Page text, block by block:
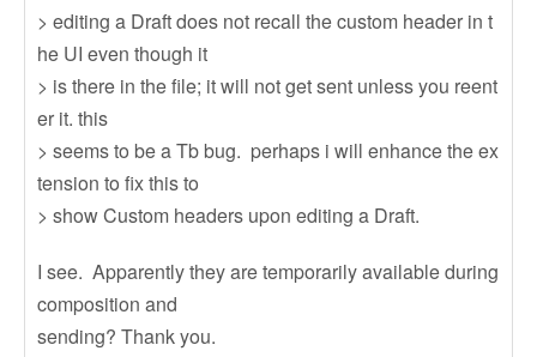
> editing a Draft does not recall the custom header in t
he UI even though it
> is there in the file; it will not get sent unless you reent
er it. this
> seems to be a Tb bug. perhaps i will enhance the ex
tension to fix this to
> show Custom headers upon editing a Draft.
I see. Apparently they are temporarily available during
composition and
sending? Thank you.